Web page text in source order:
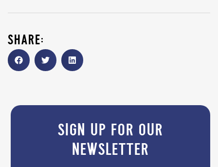
share:
sign up for our
newsletter